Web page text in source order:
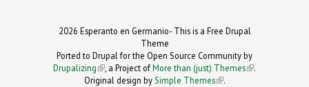
2026 Esperanto en Germanio- This is a Free Drupal
Theme
Ported to Drupal for the Open Source Community by
Drupalizing(link is external)
, a Project ofMore than (just) Themes (link is
.
Original design bySimple Themes
(link is
.